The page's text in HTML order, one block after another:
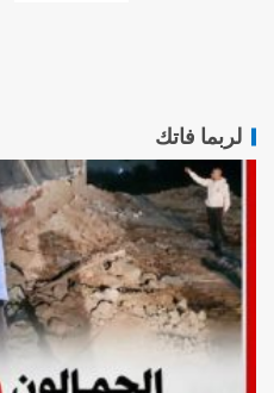
لربما فاتك